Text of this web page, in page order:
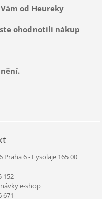
od Heureky
ohodnotili nákup
Praha 6 - Lysolaje 165 00
152
e-shop
671